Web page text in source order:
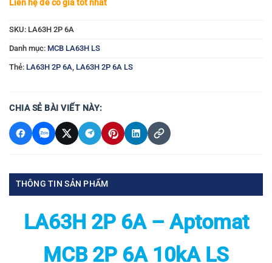
Liên hệ để có giá tốt nhất
SKU: LA63H 2P 6A
Danh mục: MCB LA63H LS
Thẻ: LA63H 2P 6A, LA63H 2P 6A LS
CHIA SẺ BÀI VIẾT NÀY:
THÔNG TIN SẢN PHẨM
LA63H 2P 6A – Aptomat
MCB 2P 6A 10kA LS